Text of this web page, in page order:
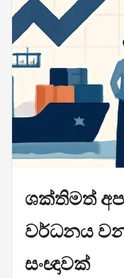
ශක්තිමත්
වර්ධනය
සංඥාවක්